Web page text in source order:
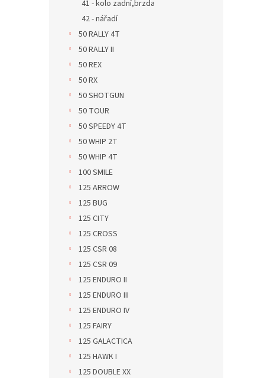
41 - kolo zadní,brzda
42 - nářadí
50 RALLY 4T
50 RALLY II
50 REX
50 RX
50 SHOTGUN
50 TOUR
50 SPEEDY 4T
50 WHIP 2T
50 WHIP 4T
100 SMILE
125 ARROW
125 BUG
125 CITY
125 CROSS
125 CSR 08
125 CSR 09
125 ENDURO II
125 ENDURO III
125 ENDURO IV
125 FAIRY
125 GALACTICA
125 HAWK I
125 DOUBLE XX